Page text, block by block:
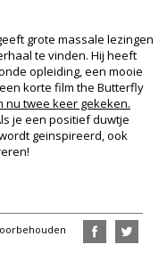
grote massale lezingen
te vinden. Hij heeft
opleiding, een mooie
korte film the Butterfly
nu twee keer gekeken.
je een positief duwtje
geinspireerd, ook